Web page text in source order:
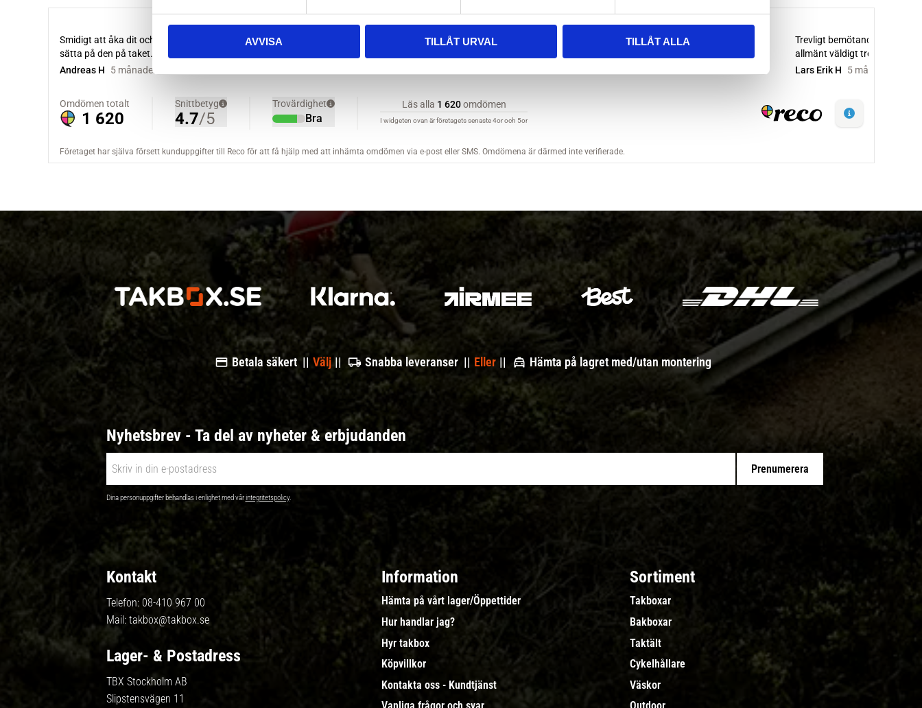
k
e
s
AVVISA TILLÅT URVAL TILLÅT ALLA
Betala säkert || Välj || Snabba leveranser || Eller || Hämta på lagret med/utan montering
Nyhetsbrev - Ta del av nyheter & erbjudanden
Prenumerera
Dina personuppgifter behandlas i enlighet med vårintegritetspolicy.
Kontakt
Telefon: 08-410 967 00
Mail: takbox@takbox.se
Lager- & Postadress
TBX Stockholm AB
Slipstensvägen 11
Information
Hämta på vårt lager/Öppettider
Hur handlar jag?
Hyr takbox
Köpvillkor
Kontakta oss - Kundtjänst
Sortiment
Takboxar
Bakboxar
Taktält
Cykelhållare
Väskor